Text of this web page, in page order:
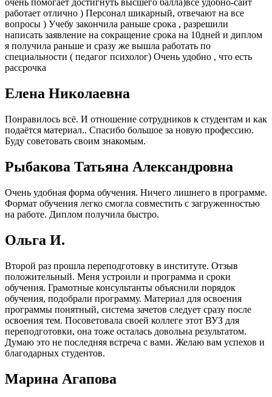
очень помогает достигнуть высшего балла)все удобно-сайт
работает отлично ) Персонал шикарный, отвечают на все
вопросы ) Учебу закончила раньше срока , разрешили
написать заявление на сокращение срока на 10дней и диплом
я получила раньше и сразу же вышла работать по
специальности ( педагог психолог) Очень удобно , что есть
рассрочка
Елена Николаевна
Понравилось всё. И отношение сотрудников к студентам и как
подаётся материал.. Спасибо большое за новую профессию.
Буду советовать своим знакомым.
Рыбакова Татьяна Александровна
Очень удобная форма обучения. Ничего лишнего в программе.
Формат обучения легко смогла совместить с загруженностью
на работе. Диплом получила быстро.
Ольга И.
Второй раз прошла переподготовку в институте. Отзыв
положительный. Меня устроили и программа и сроки
обучения. Грамотные консультанты объяснили порядок
обучения, подобрали программу. Материал для освоения
программы понятный, система зачетов следует сразу после
освоения тем. Посоветовала своей коллеге этот ВУЗ для
переподготовки, она тоже осталась довольна результатом.
Думаю это не последняя встреча с вами. Желаю вам успехов и
благодарных студентов.
Марина Агапова